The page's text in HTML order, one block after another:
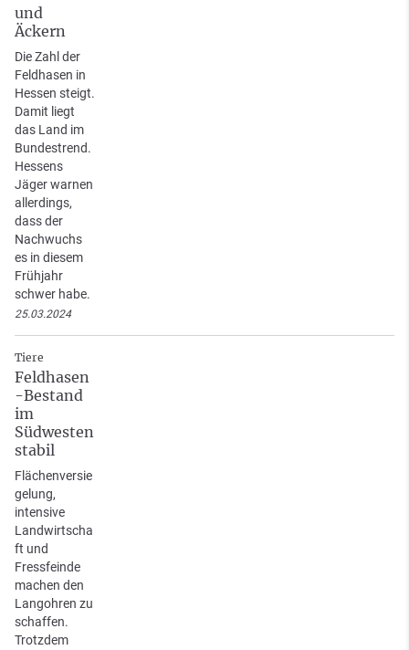
und
Äckern
Die Zahl der
Feldhasen in
Hessen steigt.
Damit liegt
das Land im
Bundestrend.
Hessens
Jäger warnen
allerdings,
dass der
Nachwuchs
es in diesem
Frühjahr
schwer habe.
25.03.2024
Tiere
Feldhasen
-Bestand
im
Südwesten
stabil
Flächenversie
gelung,
intensive
Landwirtscha
ft und
Fressfeinde
machen den
Langohren zu
schaffen.
Trotzdem